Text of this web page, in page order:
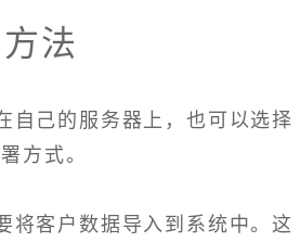
法
自己的服务器上，也可以选择
方式。
将客户数据导入到系统中。这